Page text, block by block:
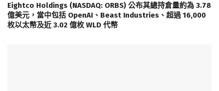
Eightco Holdings (NASDAQ: ORBS) 公布其總持倉量約為 3.78
億美元，當中包括 OpenAI、Beast Industries、超過 16,000
枚以太幣及近 3.02 億枚 WLD 代幣